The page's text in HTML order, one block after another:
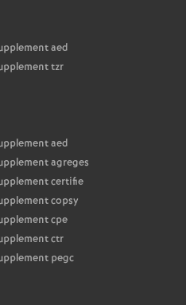
aed
tzr
aed
agreges
certifie
copsy
cpe
ctr
pegc